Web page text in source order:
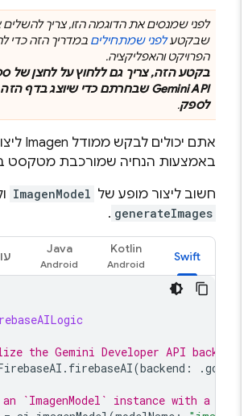
לפני שמנסים את הדוגמה הזו, צריך להשלים
שבקטעלפני שמתחיליםבמדריך הזה כדי
הפרויקט והאפליקציה.
בקטע הזה, צריך גם ללחוץ על לחצן של
Gemini APIשבחרתם כדי שיוצג בדף הזה
לספק.
אתם יכולים לבקש ממודלImagen
באמצעות הנחיה שמורכבת מטקסט
חשוב ליצור מופע של ImagenModel
generateImages
.
Swift
Kotlin
Java
עוד
the Gemini Developer API
FirebaseAI.firebaseAI(backend .
an `ImagenModel` instance with a